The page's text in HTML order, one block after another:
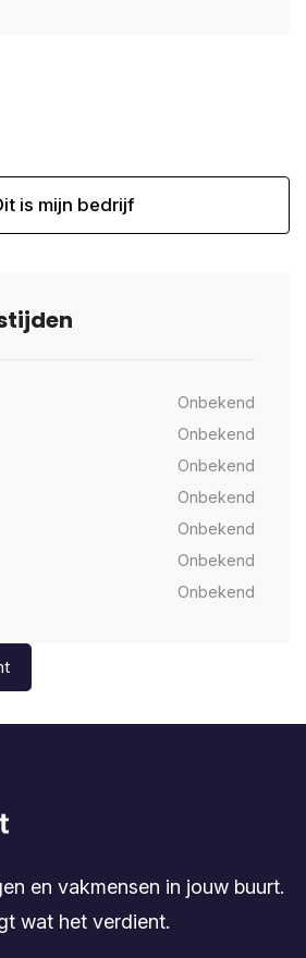
is mijn bedrijf
Onbekend
Onbekend
Onbekend
Onbekend
Onbekend
Onbekend
Onbekend
en vakmensen in jouw buurt.
wat het verdient.